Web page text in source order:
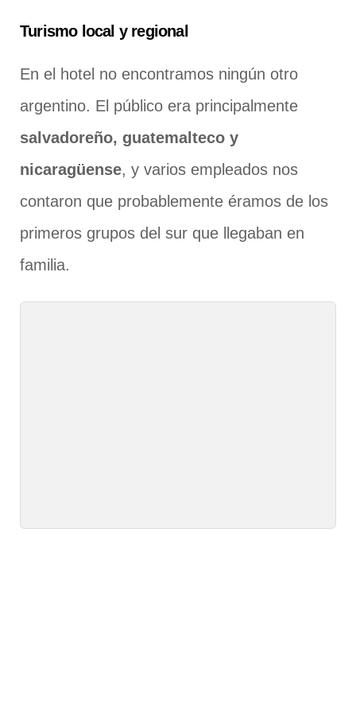
Turismo local y regional
En el hotel no encontramos ningún otro
argentino. El público era principalmente
salvadoreño, guatemalteco y
nicaragüense, y varios empleados nos
contaron que probablemente éramos de los
primeros grupos del sur que llegaban en
familia.